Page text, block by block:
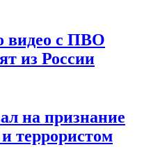
видео с ПВО
из России
на признание
террористом